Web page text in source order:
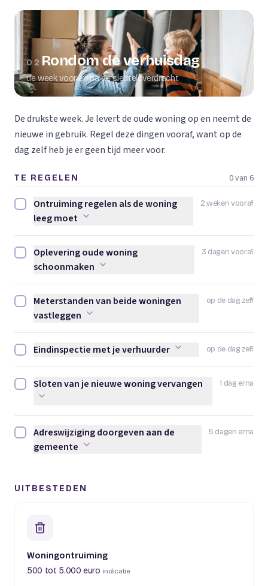
02 Rondom de verhuisdag
de week voor en na de sleuteloverdracht
De drukste week. Je levert de oude woning op en neemt de
nieuwe in gebruik. Regel deze dingen vooraf, want op de
dag zelf heb je er geen tijd meer voor.
TE REGELEN 0 van 6
2 weken vooraf
Ontruiming regelen als de woning leeg moet afvinken
Ontruiming regelen als de woning
leeg moet
3 dagen vooraf
Oplevering oude woning schoonmaken afvinken
Oplevering oude woning
schoonmaken
op de dag zelf
Meterstanden van beide woningen vastleggen afvinken
Meterstanden van beide woningen
vastleggen
op de dag zelf
Eindinspectie met je verhuurder afvinken
Eindinspectie met je verhuurder
1 dag erna
Sloten van je nieuwe woning vervangen afvinken
Sloten van je nieuwe woning vervangen
5 dagen erna
Adreswijziging doorgeven aan de gemeente afvinken
Adreswijziging doorgeven aan de
gemeente
UITBESTEDEN
Woningontruiming
500 tot 5.000 euro indicatie